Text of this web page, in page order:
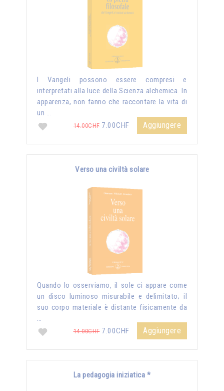
I Vangeli possono essere compresi e
interpretati alla luce della Scienza alchemica. In
apparenza, non fanno che raccontare la vita di
un …
14.00CHF7.00CHF Aggiungere
Verso una civiltà solare
Quando lo osserviamo, il sole ci appare come
un disco luminoso misurabile e delimitato; il
suo corpo materiale è distante fisicamente da
…
14.00CHF7.00CHF Aggiungere
La pedagogia iniziatica *